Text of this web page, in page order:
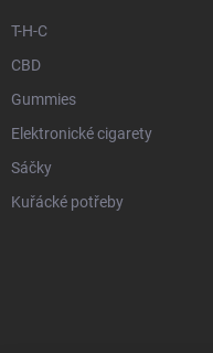
T-H-C
CBD
Gummies
Elektronické cigarety
Sáčky
Kuřácké potřeby